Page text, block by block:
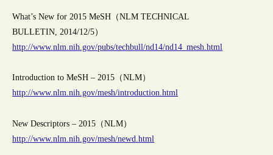
What’s New for 2015 MeSH（NLM TECHNICAL
BULLETIN, 2014/12/5）
http://www.nlm.nih.gov/pubs/techbull/nd14/nd14_mesh.html
Introduction to MeSH – 2015（NLM）
http://www.nlm.nih.gov/mesh/introduction.html
New Descriptors – 2015（NLM）
http://www.nlm.nih.gov/mesh/newd.html